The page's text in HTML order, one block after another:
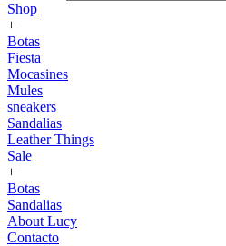
Shop
+
Botas
Fiesta
Mocasines
Mules
sneakers
Sandalias
Leather Things
Sale
+
Botas
Sandalias
About Lucy
Contacto